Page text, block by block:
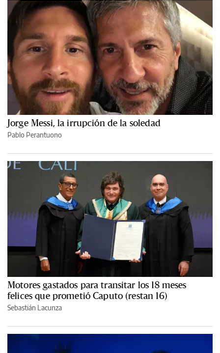
Jorge Messi, la irrupción de la soledad
Pablo Perantuono
Motores gastados para transitar los 18 meses
felices que prometió Caputo (restan 16)
Sebastián Lacunza